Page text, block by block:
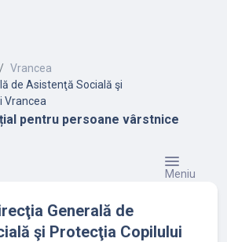
Vrancea
de Asistenţă Socială şi
Vrancea
pentru persoane vârstnice
Meniu
Generală de
şi Protecţia Copilului